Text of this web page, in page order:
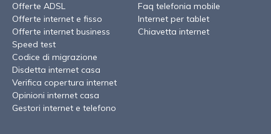
Offerte ADSL
Offerte internet e fisso
Offerte internet business
Speed test
Codice di migrazione
Disdetta internet casa
Verifica copertura internet
Opinioni internet casa
Gestori internet e telefono
Faq telefonia mobile
Internet per tablet
Chiavetta internet